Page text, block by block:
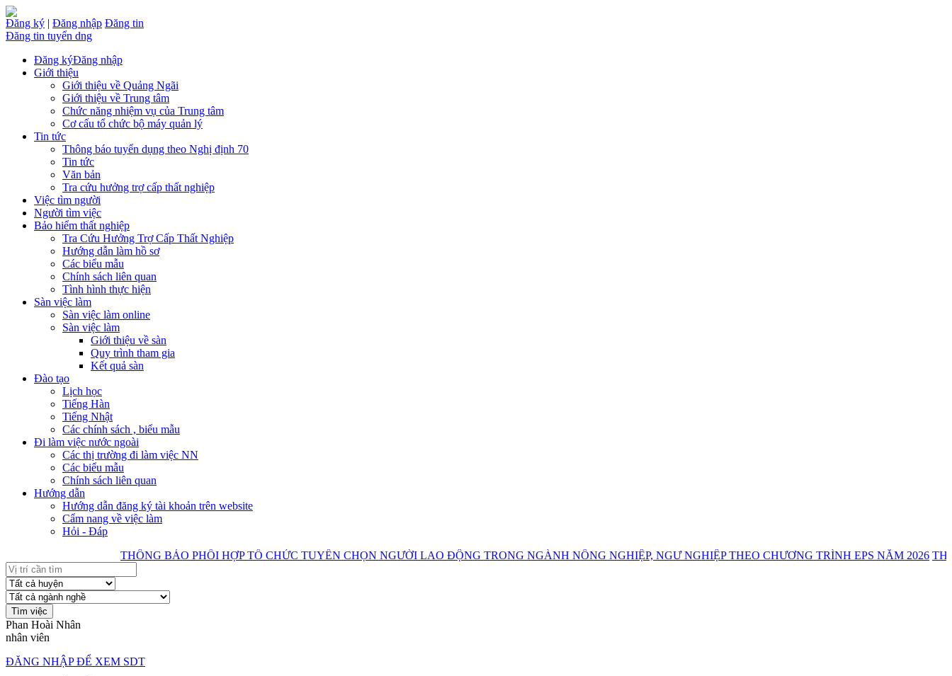
Đăng ký | Đăng nhập Đăng tin
Đăng tin tuyển dng
Đăng kýĐăng nhập
Giới thiệu
Giới thiệu về Quảng Ngãi
Giới thiệu về Trung tâm
Chức năng nhiệm vụ của Trung tâm
Cơ cấu tổ chức bộ máy quản lý
Tin tức
Thông báo tuyển dụng theo Nghị định 70
Tin tức
Văn bản
Tra cứu hưởng trợ cấp thất nghiệp
Việc tìm người
Người tìm việc
Bảo hiểm thất nghiệp
Tra Cứu Hưởng Trợ Cấp Thất Nghiệp
Hướng dẫn làm hồ sơ
Các biểu mẫu
Chính sách liên quan
Tình hình thực hiện
Sàn việc làm
Sàn việc làm online
Sàn việc làm
Giới thiệu về sàn
Quy trình tham gia
Kết quả sàn
Đào tạo
Lịch học
Tiếng Hàn
Tiếng Nhật
Các chính sách , biểu mẫu
Đi làm việc nước ngoài
Các thị trường đi làm việc NN
Các biểu mẫu
Chính sách liên quan
Hướng dẫn
Hướng dẫn đăng ký tài khoản trên website
Cẩm nang về việc làm
Hỏi - Đáp
THÔNG BÁO PHỐI HỢP TỔ CHỨC TUYỂN CHỌN NGƯỜI LAO ĐỘNG TRONG NGÀNH NÔNG NGHIỆP, NGƯ NGHIỆP THEO CHƯƠNG TRÌNH EPS NĂM 2026 THÔNG
Phan Hoài Nhân
nhân viên
ĐĂNG NHẬP ĐỂ XEM SDT